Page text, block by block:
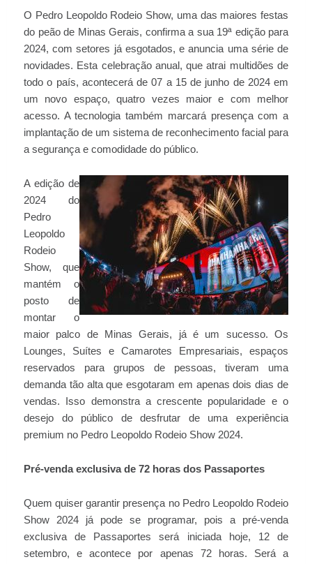
O Pedro Leopoldo Rodeio Show, uma das maiores festas
do peão de Minas Gerais, confirma a sua 19ª edição para
2024, com setores já esgotados, e anuncia uma série de
novidades. Esta celebração anual, que atrai multidões de
todo o país, acontecerá de 07 a 15 de junho de 2024 em
um novo espaço, quatro vezes maior e com melhor
acesso. A tecnologia também marcará presença com a
implantação de um sistema de reconhecimento facial para
a segurança e comodidade do público.
A edição de
2024 do
Pedro
Leopoldo
Rodeio
Show, que
mantém o
posto de
montar o
maior palco de Minas Gerais, já é um sucesso. Os
Lounges, Suítes e Camarotes Empresariais, espaços
reservados para grupos de pessoas, tiveram uma
demanda tão alta que esgotaram em apenas dois dias de
vendas. Isso demonstra a crescente popularidade e o
desejo do público de desfrutar de uma experiência
premium no Pedro Leopoldo Rodeio Show 2024.
Pré-venda exclusiva de 72 horas dos Passaportes
Quem quiser garantir presença no Pedro Leopoldo Rodeio
Show 2024 já pode se programar, pois a pré-venda
exclusiva de Passaportes será iniciada hoje, 12 de
setembro, e acontece por apenas 72 horas. Será a